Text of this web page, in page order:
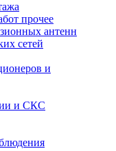
прочее
антенн
сетей
и
и СКС